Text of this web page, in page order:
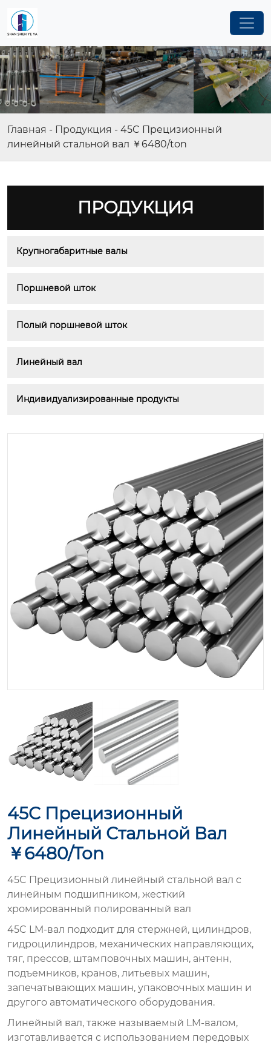
Главная - Продукция - 45C Прецизионный
линейный стальной вал ￥6480/ton
ПРОДУКЦИЯ
Крупногабаритные валы
Поршневой шток
Полый поршневой шток
Линейный вал
Индивидуализированные продукты
45C Прецизионный
Линейный Стальной Вал
￥6480/ton
45C Прецизионный линейный стальной вал с
линейным подшипником, жесткий
хромированный полированный вал
45C LM-вал подходит для стержней, цилиндров,
гидроцилиндров, механических направляющих,
тяг, прессов, штамповочных машин, антенн,
подъемников, кранов, литьевых машин,
запечатывающих машин, упаковочных машин и
другого автоматического оборудования.
Линейный вал, также называемый LM-валом,
изготавливается с использованием передовых